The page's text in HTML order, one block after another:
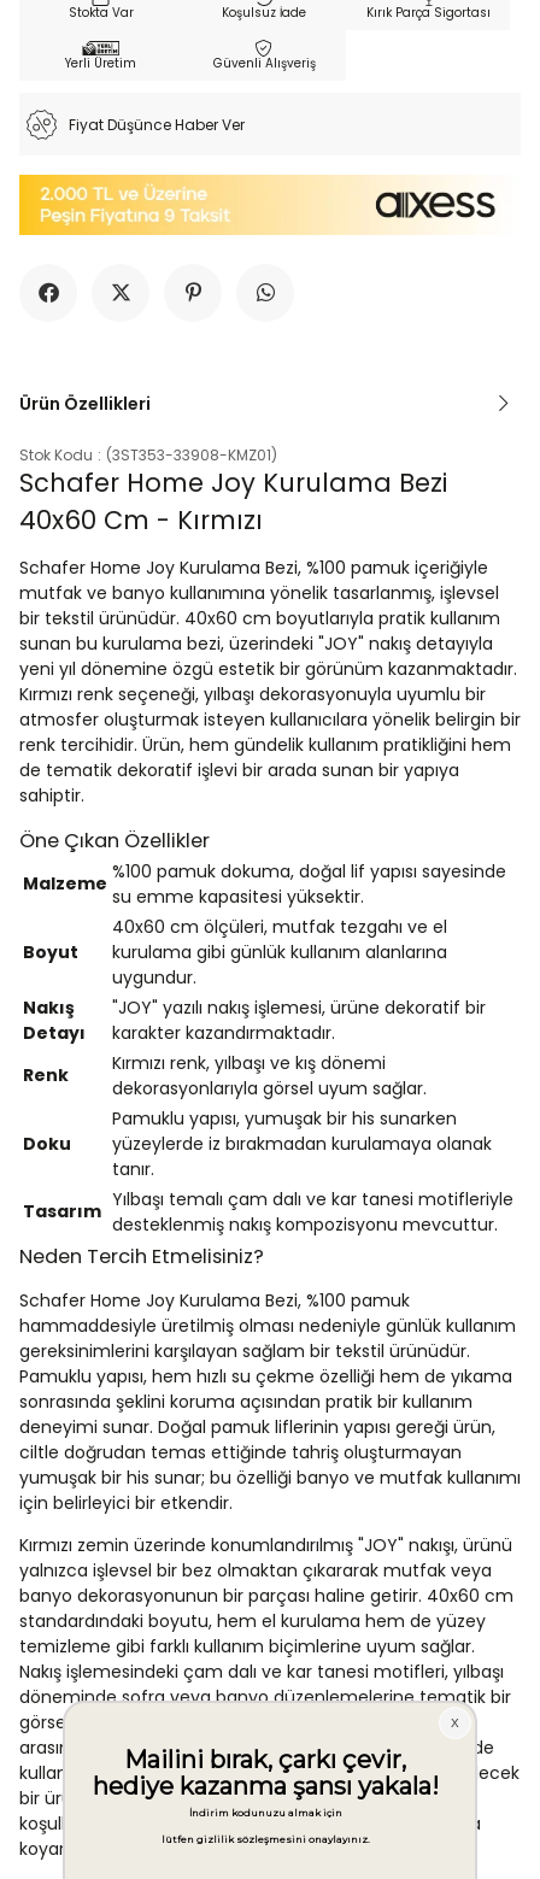
Koşulsuz İade Kırık Parça Sigortası
Yerli Üretim Güvenli Alışveriş
Fiyat Düşünce Haber Ver
Ürün Özellikleri
Stok Kodu (3ST353-33908-KMZ01)
Schafer Home Joy Kurulama Bezi
40x60 Cm - Kırmızı
Schafer Home Joy Kurulama Bezi, %100 pamuk içeriğiyle
mutfak ve banyo kullanımına yönelik tasarlanmış, işlevsel
bir tekstil ürünüdür. 40x60 cm boyutlarıyla pratik kullanım
sunan bu kurulama bezi, üzerindeki "JOY" nakış detayıyla
yeni yıl dönemine özgü estetik bir görünüm kazanmaktadır.
Kırmızı renk seçeneği, yılbaşı dekorasyonuyla uyumlu bir
atmosfer oluşturmak isteyen kullanıcılara yönelik belirgin bir
renk tercihidir. Ürün, hem gündelik kullanım pratikliğini hem
de tematik dekoratif işlevi bir arada sunan bir yapıya
sahiptir.
Öne Çıkan Özellikler
Malzeme %100 pamuk dokuma, doğal lif yapısı sayesinde
su emme kapasitesi yüksektir.
Boyut
40x60 cm ölçüleri, mutfak tezgahı ve el
kurulama gibi günlük kullanım alanlarına
uygundur.
Nakış
Detayı
"JOY" yazılı nakış işlemesi, ürüne dekoratif bir
karakter kazandırmaktadır.
Renk
Kırmızı renk, yılbaşı ve kış dönemi
dekorasyonlarıyla görsel uyum sağlar.
Doku
Pamuklu yapısı, yumuşak bir his sunarken
yüzeylerde iz bırakmadan kurulamaya olanak
tanır.
Tasarım Yılbaşı temalı çam dalı ve kar tanesi motifleriyle
desteklenmiş nakış kompozisyonu mevcuttur.
Neden Tercih Etmelisiniz?
Schafer Home Joy Kurulama Bezi, %100 pamuk
hammaddesiyle üretilmiş olması nedeniyle günlük kullanım
gereksinimlerini karşılayan sağlam bir tekstil ürünüdür.
Pamuklu yapısı, hem hızlı su çekme özelliği hem de yıkama
sonrasında şeklini koruma açısından pratik bir kullanım
deneyimi sunar. Doğal pamuk liflerinin yapısı gereği ürün,
ciltle doğrudan temas ettiğinde tahriş oluşturmayan
yumuşak bir his sunar; bu özelliği banyo ve mutfak kullanımı
için belirleyici bir etkendir.
Kırmızı zemin üzerinde konumlandırılmış "JOY" nakışı, ürünü
yalnızca işlevsel bir bez olmaktan çıkararak mutfak veya
banyo dekorasyonunun bir parçası haline getirir. 40x60 cm
standardındaki boyutu, hem el kurulama hem de yüzey
temizleme gibi farklı kullanım biçimlerine uyum sağlar.
Nakış işlemesindeki çam dalı ve kar tanesi motifleri, yılbaşı
döneminde sofra veya banyo düzenlemelerine tematik bir
görsel katkı sunar. Schafer markasının tekstil ürünleri
arasında yer alan bu kurulama bezi, hem estetik hem de
kullanım odaklı bir seçim arayanlar için değerlendirilebilecek
bir üründür. Dayanıklı pamuk dokusu, düzenli yıkama
koşullarında uzun süreli kullanıma uygun bir yapı ortaya
koyar ve ürünün işlevselliğini zaman içinde korur.